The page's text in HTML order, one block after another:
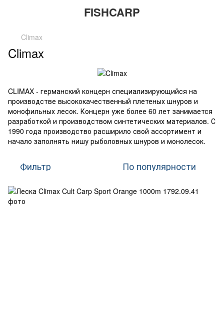
FISHCARP
Climax
Climax
CLIMAX - германский концерн специализирующийся на
производстве высококачественный плетеных шнуров и
монофильных лесок. Концерн уже более 60 лет занимается
разработкой и производством синтетических материалов. С
1990 года производство расширило свой ассортимент и
начало заполнять нишу рыболовных шнуров и монолесок.
Фильтр По популярности